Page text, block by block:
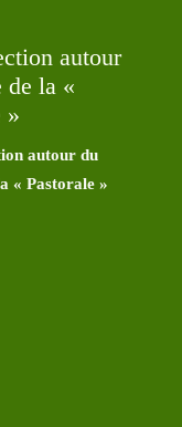
autour du
« Pastorale »